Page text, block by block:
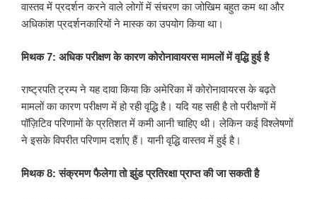
वास्तव में प्रदर्शन करने वाले लोगों में संचरण का जोखिम बहुत कम था और
अधिकांश प्रदर्शनकारियों ने मास्क का उपयोग किया था।
मिथक 7: अधिक परीक्षण के कारण कोरोनावायरस मामलों में वृद्धि हुई है
राष्ट्रपति ट्रम्प ने यह दावा किया कि अमेरिका में कोरोनावायरस के बढ़ते
मामलों का कारण परीक्षण में हो रही वृद्धि है। यदि यह सही है तो परीक्षणों में
पॉज़िटिव परिणामों के प्रतिशत में कमी आनी चाहिए थी। लेकिन कई विश्लेषणों
ने इसके विपरीत परिणाम दर्शाए हैं। यानी वृद्धि वास्तव में हुई है।
मिथक 8: संक्रमण फैलेगा तो झुंड प्रतिरक्षा प्राप्त की जा सकती है